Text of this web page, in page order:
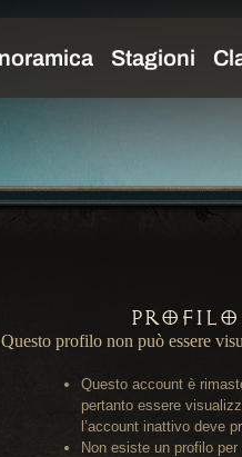
Profilo
Questo profilo non può essere
Questo account è
pertanto essere
l’account inattivo deve
Non esiste un profilo